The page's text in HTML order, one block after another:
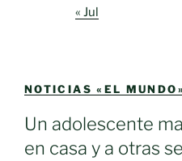
« Jul
NOTICIAS «EL MUNDO»
Un adolescente
en casa y a otras